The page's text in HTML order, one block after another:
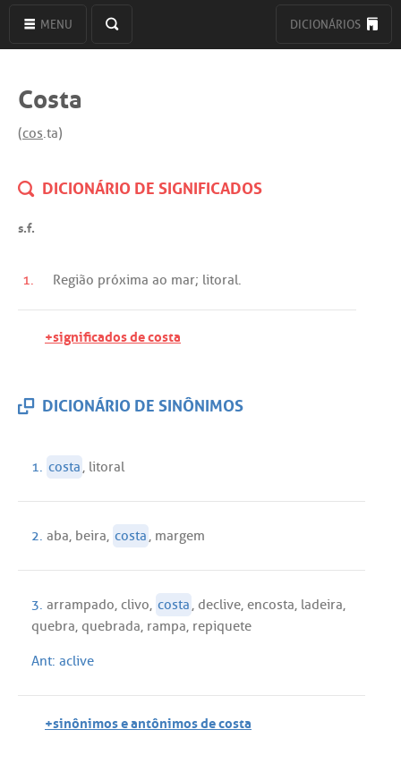
MENU DICIONÁRIOS
Costa
(cos.ta)
DICIONÁRIO DE SIGNIFICADOS
s.f.
1. Região próxima ao mar; litoral.
+significados de costa
DICIONÁRIO DE SINÔNIMOS
1. costa, litoral
2. aba, beira, costa, margem
3. arrampado, clivo, costa , declive, encosta, ladeira,
quebra, quebrada, rampa, repiquete
Ant: aclive
+sinônimos e antônimos de costa